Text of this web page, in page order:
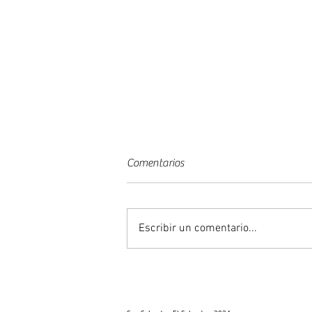
Un año de todo.
Comentarios
Escribir un comentario...